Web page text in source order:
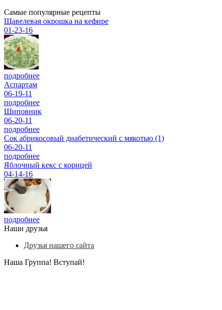
Самые популярные рецепты
Щавелевая окрошка на кефире
01-23-16
подробнее
Аспартам
06-19-11
подробнее
Шиповник
06-20-11
подробнее
Сок абрикосовый диабетический с мякотью (1)
06-20-11
подробнее
Яблочный кекс с корицей
04-14-16
подробнее
Наши друзья
Друзья нашего сайта
Наша Группа! Вступай!